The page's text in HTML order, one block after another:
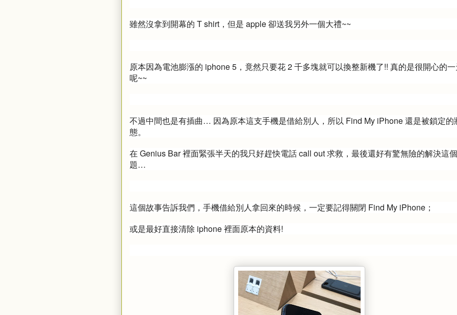
雖然沒拿到開幕的 T shirt，但是 apple 卻送我另外一個大禮~~
原本因為電池膨漲的 iphone 5，竟然只要花 2 千多塊就可以換整新機了!! 真的是很開心的
呢~~
不過中間也是有插曲… 因為原本這支手機是借給別人，所以 Find My iPhone 還是被鎖定的
態。
在 Genius Bar 裡面緊張半天的我只好趕快電話 call out 求救，最後還好有驚無險的解決這
題…
這個故事告訴我們，手機借給別人拿回來的時候，一定要記得關閉 Find My iPhone；
或是最好直接清除 iphone 裡面原本的資料!